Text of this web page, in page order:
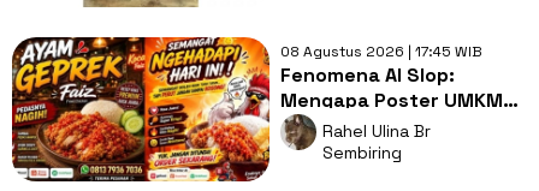
08 Agustus 2026 | 17:45 WIB
Fenomena AI Slop:
Mengapa Poster UMKM
Makin Seragam dan Bikin
Kita Bosan?
Rahel Ulina Br
Sembiring